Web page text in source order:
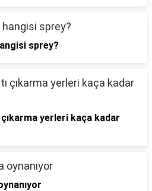
sprey?
yerleri kaça kadar